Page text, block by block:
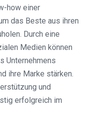
how einer
das Beste aus ihren
Durch eine
Medien können
Unternehmens
ihre Marke stärken.
und
erfolgreich im